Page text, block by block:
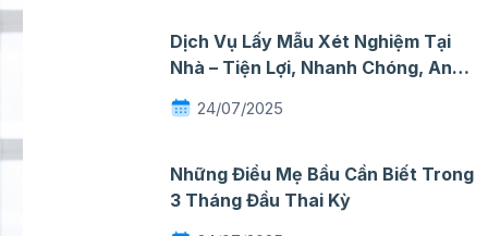
Dịch Vụ Lấy Mẫu Xét Nghiệm Tại
Nhà – Tiện Lợi, Nhanh Chóng, An
Toàn
24/07/2025
Những Điều Mẹ Bầu Cần Biết Trong
3 Tháng Đầu Thai Kỳ